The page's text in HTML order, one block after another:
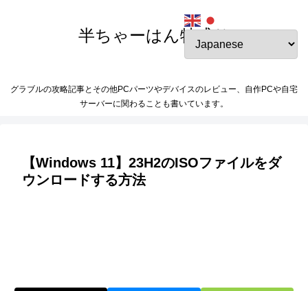
半ちゃーはん特盛り
グラブルの攻略記事とその他PCパーツやデバイスのレビュー、自作PCや自宅
サーバーに関わることも書いています。
【Windows 11】23H2のISOファイルをダ
ウンロードする方法